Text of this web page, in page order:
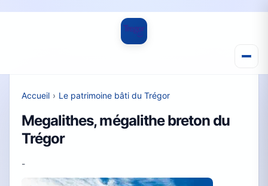
Accueil › Le patrimoine bâti du Trégor
Megalithes, mégalithe breton du
Trégor
-